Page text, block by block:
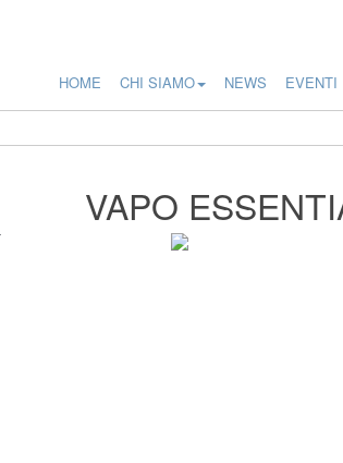
HOME CHI SIAMO NEWS EVENTI
VAPO